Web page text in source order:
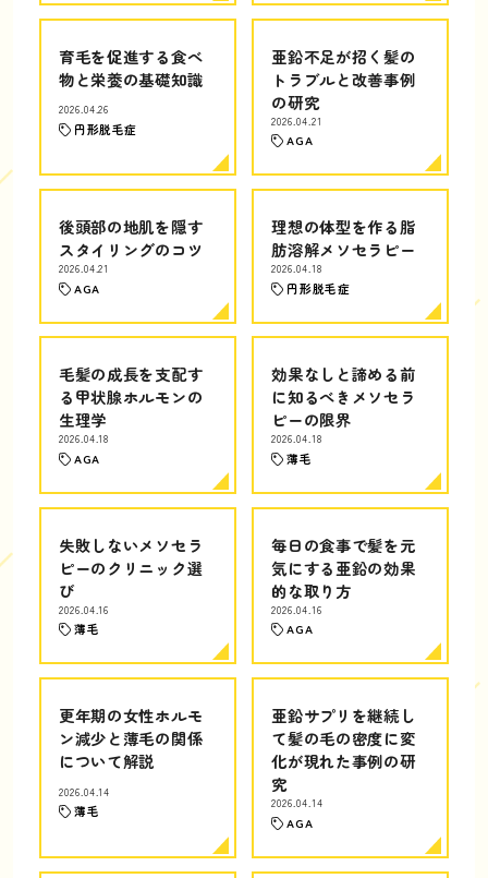
育毛を促進する食べ
物と栄養の基礎知識
2026.04.26
円形脱毛症
亜鉛不足が招く髪の
トラブルと改善事例
の研究
2026.04.21
AGA
後頭部の地肌を隠す
スタイリングのコツ
2026.04.21
AGA
理想の体型を作る脂
肪溶解メソセラピー
2026.04.18
円形脱毛症
毛髪の成長を支配す
る甲状腺ホルモンの
生理学
2026.04.18
AGA
効果なしと諦める前
に知るべきメソセラ
ピーの限界
2026.04.18
薄毛
失敗しないメソセラ
ピーのクリニック選
び
2026.04.16
薄毛
毎日の食事で髪を元
気にする亜鉛の効果
的な取り方
2026.04.16
AGA
更年期の女性ホルモ
ン減少と薄毛の関係
について解説
2026.04.14
薄毛
亜鉛サプリを継続し
て髪の毛の密度に変
化が現れた事例の研
究
2026.04.14
AGA